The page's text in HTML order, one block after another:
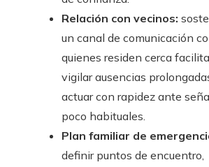
Relación con vecinos:
un canal de comunicación
quienes residen cerca facilita
vigilar ausencias
actuar con rapidez ante
poco habituales.
Plan familiar de
definir puntos de encuentro,